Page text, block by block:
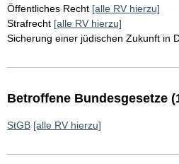
Öffentliches Recht [alle RV hierzu]
Strafrecht [alle RV hierzu]
Sicherung einer jüdischen Zukunft in
Betroffene Bundesgesetze
StGB [alle RV hierzu]